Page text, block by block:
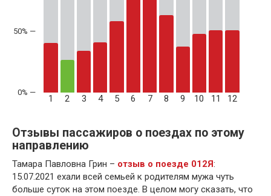
50% —
1 2 3 4 5 6 7 8 9 10 11 12
Отзывы пассажиров о поездах по этому
направлению
Тамара Павловна Грин – отзыв о поезде 012Я:
15.07.2021 ехали всей семьей к родителям мужа чуть
больше суток на этом поезде. В целом могу сказать, что